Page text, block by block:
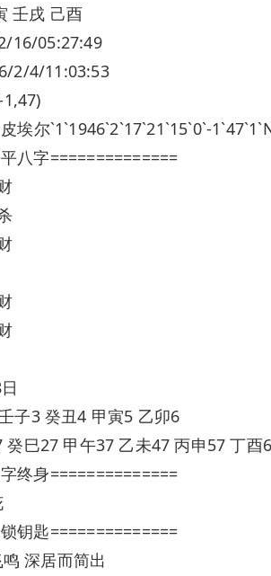
壬戌 己酉
16/05:27:49
2/4/11:03:53
埃尔`1`1946`2`17`21`15`0`-
八字==============
子3 癸丑4 甲寅5 乙卯6
癸巳27 甲午37 乙未47 丙申57 丁
终身==============
钥匙==============
深居而简出